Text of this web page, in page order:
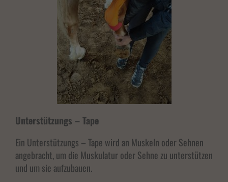
Unterstützungs – Tape
Ein Unterstützungs – Tape wird an Muskeln oder Sehnen
angebracht, um die Muskulatur oder Sehne zu unterstützen
und um sie aufzubauen.
Wenn Sie unter 16 Jahre alt sind und Ihre Zustimmung zu freiwilligen Diensten
geben möchten, müssen Sie Ihre Erziehungsberechtigten um Erlaubnis bitten.
Wir verwenden Cookies und andere Technologien auf unserer Website. Einige von
ihnen sind essenziell, während andere uns helfen, diese Website und Ihre Erfahrung
Personenbezogene Daten können verarbeitet werden (z. B. IP-
Adressen), z. B. für personalisierte Anzeigen und Inhalte oder Anzeigen- und
Weitere Informationen über die Verwendung Ihrer Daten finden Sie
Datenschutzerklärung.
Hier finden Sie eine Übersicht über alle verwendeten Cookies. Sie können Ihre
lassen und so nur bestimmte Cookies auswählen.
Alle akzeptieren Speichern
Nur essenzielle Cookies akzeptieren